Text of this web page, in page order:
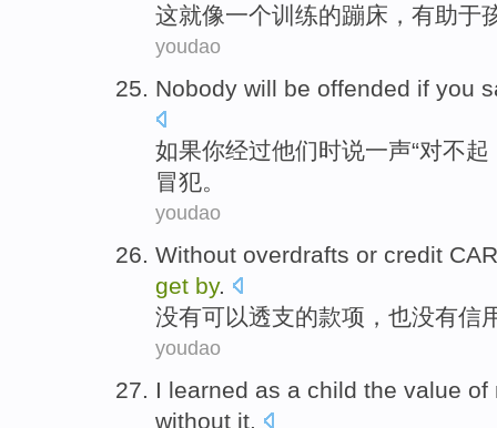
这就像一个训练的蹦床， 有助于
youdao
Nobody will be offended if you
如果你经过他们时说一声“对不起
冒犯。
youdao
Without overdrafts or credit
get by.
没有可以透支的款项，也没有信
youdao
I learned as a child the value of
without it.